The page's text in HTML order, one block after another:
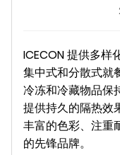
ICECON 提供多样
集中式和分散式就
冷冻和冷藏物品保
提供持久的隔热效
丰富的色彩、注重
的先锋品牌。